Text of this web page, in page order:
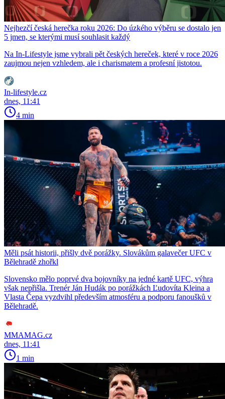
Nejhezčí česká herečka roku 2026: Do úzkého výběru se dostalo jen
5 jmen, se kterými musí souhlasit každý
Na In-Lifestyle jsme vybrali pět českých hereček, které v roce 2026
zaujmou nejen vzhledem, ale i charismatem a profesní jistotou.
In-lifestyle.cz
dnes, 11:41
4 min
Měli psát historii, přišly dvě porážky. Slovákům galavečer UFC v
Bělehradě zhořkl
Slovensko mělo poprvé dva bojovníky na jedné kartě UFC, výhra
však nepřišla. Trenér Ján Hudák po porážkách Ľudovíta Kleina a
Vlasta Čepa vyzdvihl především atmosféru a podporu fanoušků v
Bělehradě.
MMAMAG.cz
dnes, 11:41
1 min